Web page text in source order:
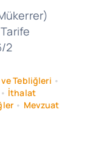
2
Tebliğleri •
• İthalat
• Mevzuat